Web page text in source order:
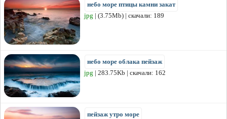
небо море птицы камни закат
jpg | (3.75Mb) | скачали: 189
небо море облака пейзаж
jpg | 283.75Kb | скачали: 162
пейзаж утро море